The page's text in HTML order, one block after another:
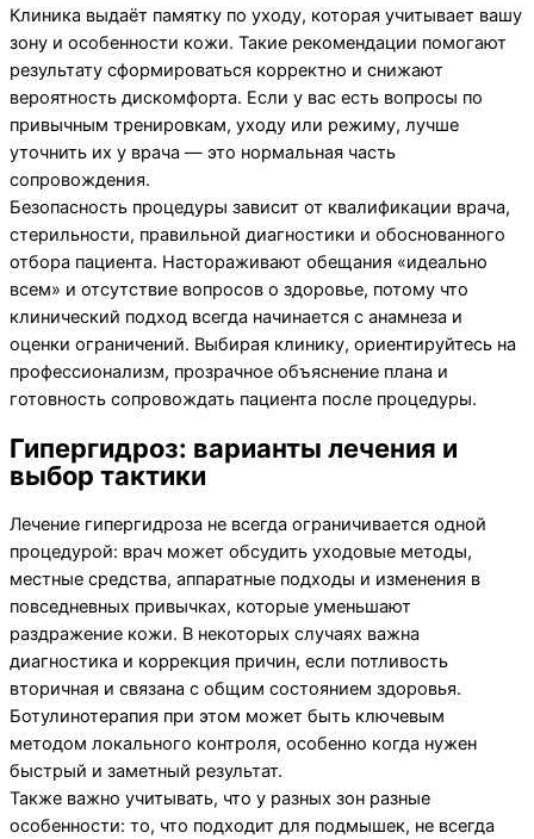
Клиника выдаёт памятку по уходу, которая учитывает вашу
зону и особенности кожи. Такие рекомендации помогают
результату сформироваться корректно и снижают
вероятность дискомфорта. Если у вас есть вопросы по
привычным тренировкам, уходу или режиму, лучше
уточнить их у врача — это нормальная часть
сопровождения.
Безопасность процедуры зависит от квалификации врача,
стерильности, правильной диагностики и обоснованного
отбора пациента. Настораживают обещания «идеально
всем» и отсутствие вопросов о здоровье, потому что
клинический подход всегда начинается с анамнеза и
оценки ограничений. Выбирая клинику, ориентируйтесь на
профессионализм, прозрачное объяснение плана и
готовность сопровождать пациента после процедуры.
Гипергидроз: варианты лечения и
выбор тактики
Лечение гипергидроза не всегда ограничивается одной
процедурой: врач может обсудить уходовые методы,
местные средства, аппаратные подходы и изменения в
повседневных привычках, которые уменьшают
раздражение кожи. В некоторых случаях важна
диагностика и коррекция причин, если потливость
вторичная и связана с общим состоянием здоровья.
Ботулинотерапия при этом может быть ключевым
методом локального контроля, особенно когда нужен
быстрый и заметный результат.
Также важно учитывать, что у разных зон разные
особенности: то, что подходит для подмышек, не всегда